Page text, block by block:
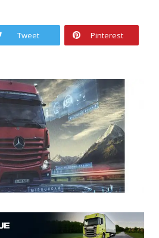
Tweet Pinterest